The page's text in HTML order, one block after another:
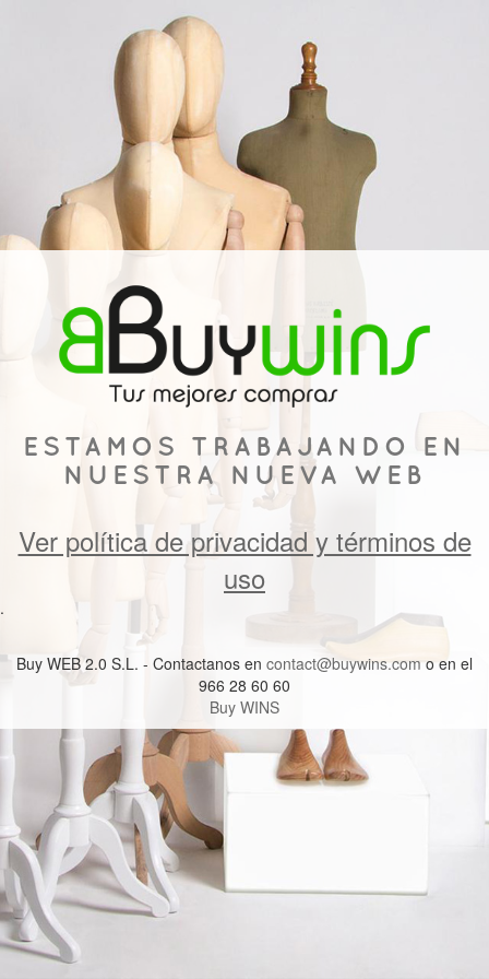
ESTAMOS TRABAJANDO EN
NUESTRA NUEVA WEB
Ver política de privacidad y términos de
uso
.
Buy WEB 2.0 S.L. - Contactanos en contact@buywins.como en el
966 28 60 60
Buy WINS